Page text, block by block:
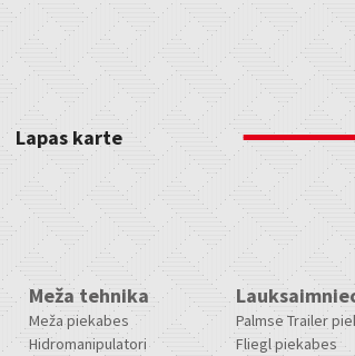
Lapas karte
Meža tehnika
Meža piekabes
Hidromanipulatori
Palmse Trailer
Fliegl piekabes